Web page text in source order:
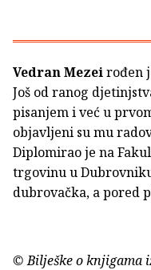
Vedran Mezeirođen
Još od ranog
pisanjem i već u
objavljeni su mu
Diplomirao je na
trgovinu u
dubrovačka, a pored
© Bilješke o knjigama